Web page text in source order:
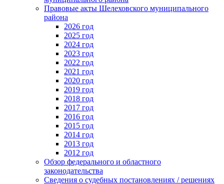
Правовые акты Шелеховского муниципального
района
2026 год
2025 год
2024 год
2023 год
2022 год
2021 год
2020 год
2019 год
2018 год
2017 год
2016 год
2015 год
2014 год
2013 год
2012 год
Обзор федерального и областного
законодательства
Сведения о судебных постановлениях / решениях